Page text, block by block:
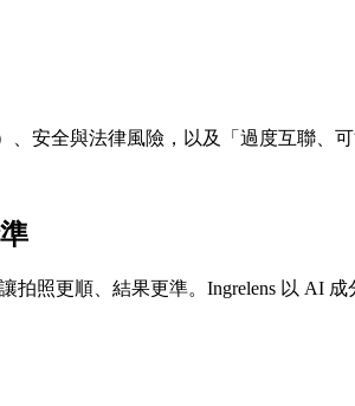
安全與法律風險，以及「過度互聯、
拍照更順、結果更準。Ingrelens 以 AI